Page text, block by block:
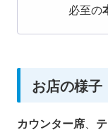
必至の
お店の様子
カウンター席、